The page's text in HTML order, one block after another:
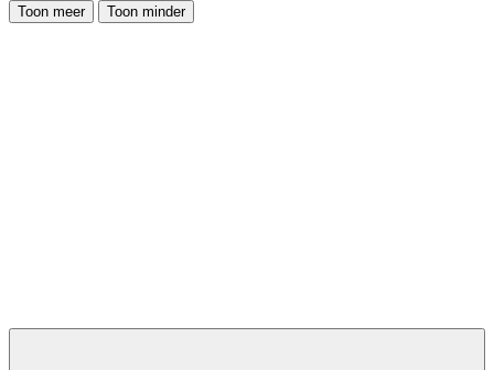
Toon meer Toon minder